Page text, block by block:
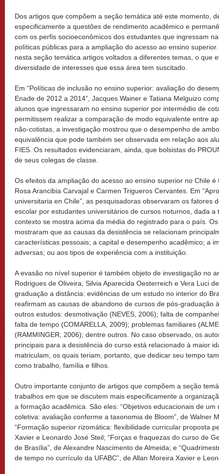
Dos artigos que compõem a seção temática até este momento,
especificamente a questões de rendimento acadêmico e
com os perfis socioeconômicos dos estudantes que ingressam
políticas públicas para a ampliação do acesso ao ensino
nesta seção temática artigos voltados a diferentes temas, o que
diversidade de interesses que essa área tem suscitado.
Em “Políticas de inclusão no ensino superior: avaliação do
Enade de 2012 a 2014”, Jacques Wainer e Tatiana Melguizo
alunos que ingressaram no ensino superior por intermédio de
permitissem realizar a comparação de modo equivalente entre
não-cotistas, a investigação mostrou que o desempenho de
equivalência que pode também ser observada em relação aos
FIES. Os resultados evidenciaram, ainda, que bolsistas do
de seus colegas de classe.
Os efeitos da ampliação do acesso ao ensino superior no Chile
Rosa Arancibia Carvajal e Carmen Trigueros Cervantes. Em
universitaria en Chile”, as pesquisadoras observaram os fatores
escolar por estudantes universitários de cursos noturnos, dada a
contexto se mostra acima da média do registrado para o país.
mostraram que as causas da desistência se relacionam
características pessoais; a capital e desempenho acadêmico; a
adversas; ou aos tipos de experiência com a instituição.
A evasão no nível superior é também objeto de investigação no
Rodrigues de Oliveira, Silvia Aparecida Oesterreich e Vera Luci
graduação a distância: evidências de um estudo no interior do
reafirmam as causas de abandono de cursos de pós-graduação
outros estudos: desmotivação (NEVES, 2006); falta de
falta de tempo (COMARELLA, 2009); problemas familiares
(RAMMINGER, 2006); dentre outros. No caso observado, os
principais para a desistência do curso está relacionado à maior
matriculam, os quais teriam, portanto, que dedicar seu tempo
como trabalho, família e filhos.
Outro importante conjunto de artigos que compõem a seção
trabalhos em que se discutem mais especificamente a
a formação acadêmica. São eles: “Objetivos educacionais de
coletiva: avaliação conforme a taxonomia de Bloom”, de Walner
“Formação superior rizomática: flexibilidade curricular proposta
Xavier e Leonardo José Steil; “Forças e fraquezas do curso de
de Brasília”, de Alexandre Nascimento de Almeida; e
de tempo no currículo da UFABC”, de Allan Moreira Xavier e